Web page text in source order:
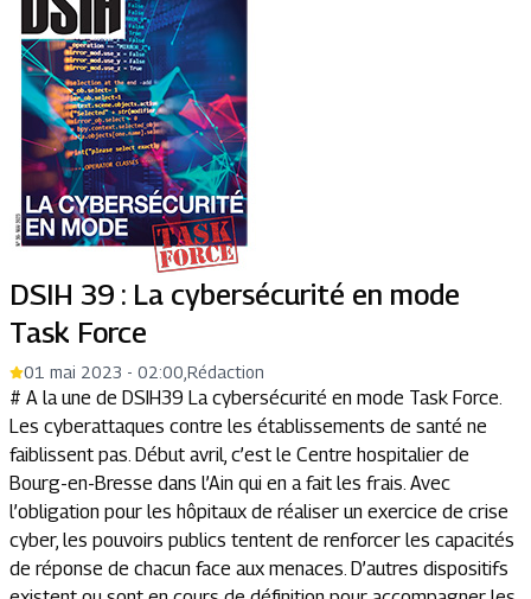
DSIH 39 : La cybersécurité en mode
Task Force
01 mai 2023 - 02:00 Rédaction
# A la une de DSIH39 La cybersécurité en mode Task Force.
Les cyberattaques contre les établissements de santé ne
faiblissent pas. Début avril, c’est le Centre hospitalier de
Bourg-en-Bresse dans l’Ain qui en a fait les frais. Avec
l’obligation pour les hôpitaux de réaliser un exercice de crise
cyber, les pouvoirs publics tentent de renforcer les capacités
de réponse de chacun face aux menaces. D’autres dispositifs